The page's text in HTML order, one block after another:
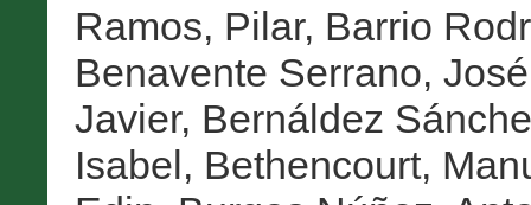
Ramos, Pilar, Barrio
Benavente Serrano,
Javier, Bernáldez
Isabel, Bethencourt,